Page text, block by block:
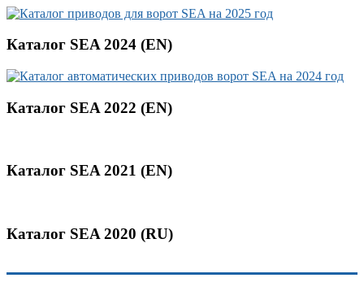
Каталог SEA 2024 (EN)
Каталог SEA 2022 (EN)
Каталог SEA 2021 (EN)
Каталог SEA 2020 (RU)